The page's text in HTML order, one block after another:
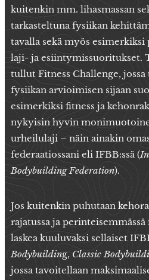
kuitenkin mm. lihasmassan
tarkasteltuna fysiikan
tavalla sekä myös esimerkiksi
laji- ja esiintymissuoritukset.
tullut Fitness Challenge,
fysiikan arvioimisen sijaan
esimerkiksi fitness ja
nykyisin hyvin
urheilulaji – näin ainakin
federaatiossani eli IFBB:ssä (
Bodybuilding Federation).
Jos kuitenkin puhutaan
rajatussa ja
laskea kuuluvaksi sellaiset
Bodybuilding, Classic
jossa tavoitellaan